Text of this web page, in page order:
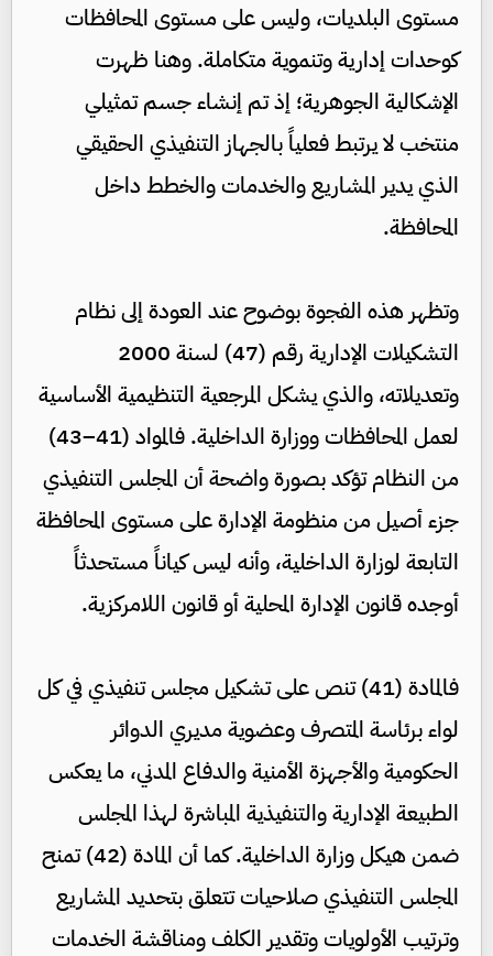
مستوى البلديات، وليس على مستوى المحافظات
كوحدات إدارية وتنموية متكاملة. وهنا ظهرت
الإشكالية الجوهرية؛ إذ تم إنشاء جسم تمثيلي
منتخب لا يرتبط فعلياً بالجهاز التنفيذي الحقيقي
الذي يدير المشاريع والخدمات والخطط داخل
المحافظة.
وتظهر هذه الفجوة بوضوح عند العودة إلى نظام
التشكيلات الإدارية رقم (47) لسنة 2000
وتعديلاته، والذي يشكل المرجعية التنظيمية الأساسية
لعمل المحافظات ووزارة الداخلية. فالمواد (41–43)
من النظام تؤكد بصورة واضحة أن المجلس التنفيذي
جزء أصيل من منظومة الإدارة على مستوى المحافظة
التابعة لوزارة الداخلية، وأنه ليس كياناً مستحدثاً
أوجده قانون الإدارة المحلية أو قانون اللامركزية.
فالمادة (41) تنص على تشكيل مجلس تنفيذي في كل
لواء برئاسة المتصرف وعضوية مديري الدوائر
الحكومية والأجهزة الأمنية والدفاع المدني، ما يعكس
الطبيعة الإدارية والتنفيذية المباشرة لهذا المجلس
ضمن هيكل وزارة الداخلية. كما أن المادة (42) تمنح
المجلس التنفيذي صلاحيات تتعلق بتحديد المشاريع
وترتيب الأولويات وتقدير الكلف ومناقشة الخدمات